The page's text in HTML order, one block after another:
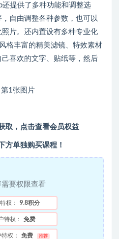
还提供了多种功能和调整选
自由调整各种参数，也可以
片。还内置设有多种专业化
格丰富的精美滤镜、特效素材
喜欢的文字、贴纸等，然后
取， 点击查看会员权益
方单独购买课程！
需要权限查看
权： 9.8积分
特权： 免费
权： 免费 推荐